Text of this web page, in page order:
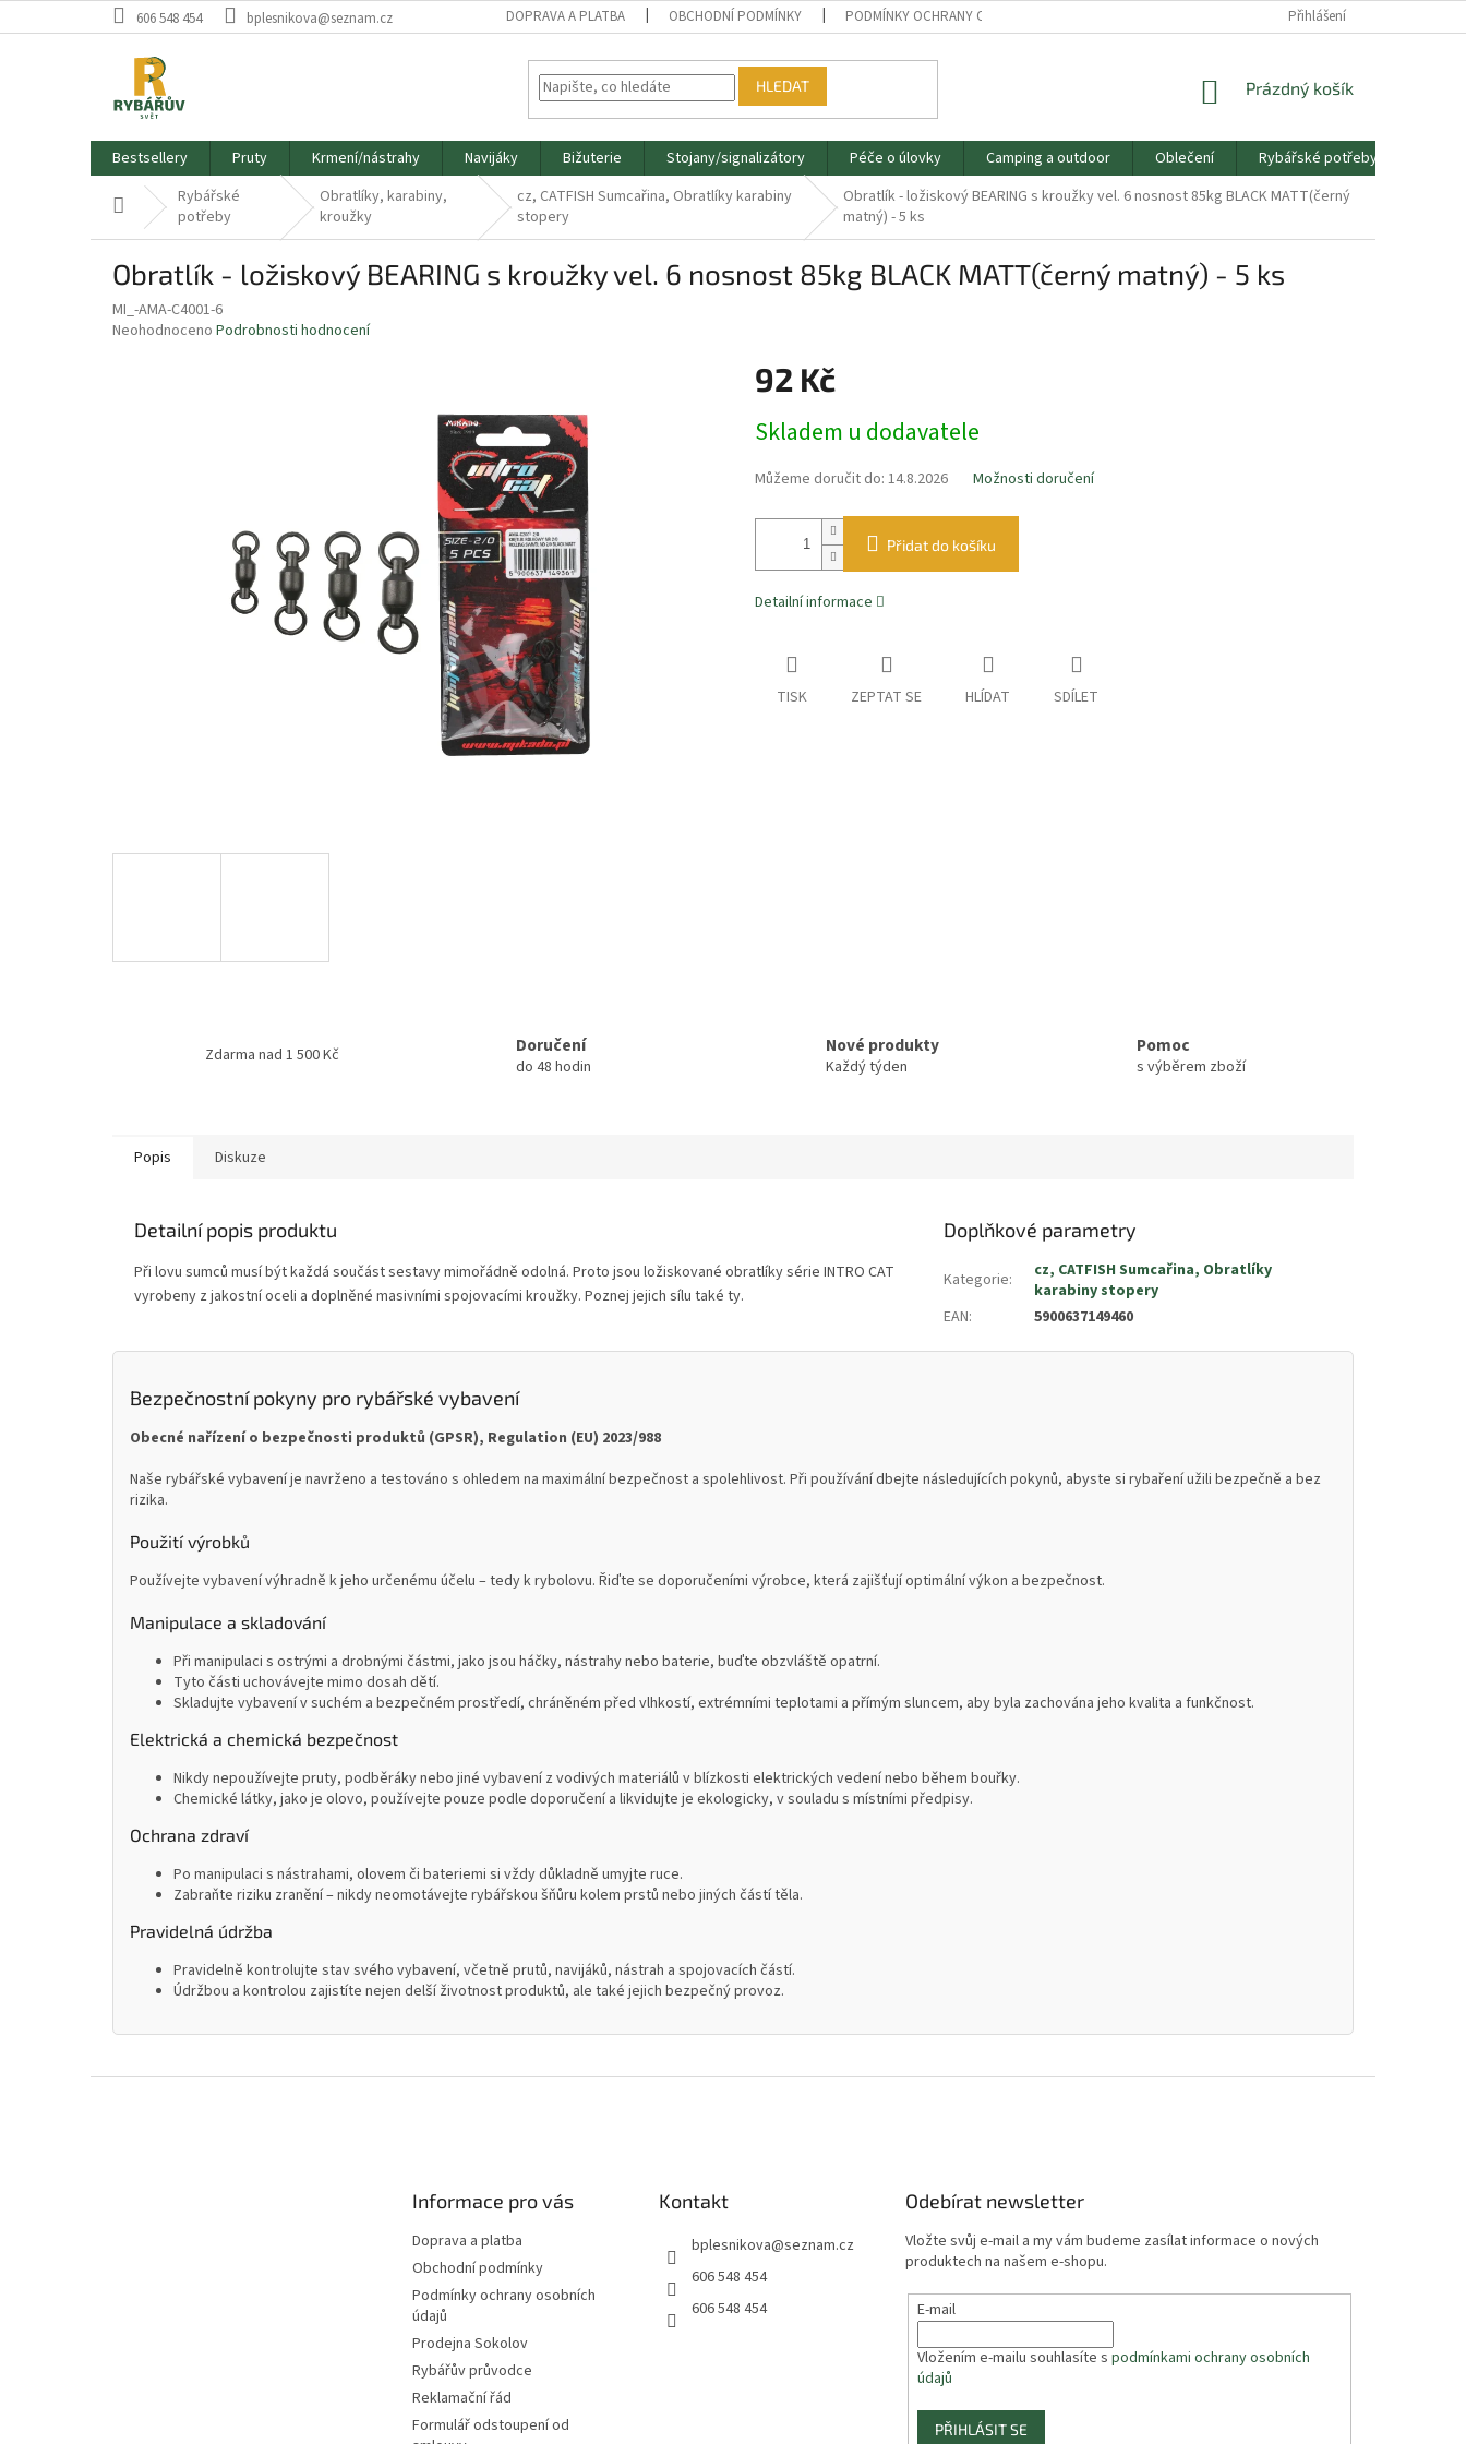
na
606 548 454 bplesnikova@seznam.cz DOPRAVA A PLATBA OBCHODNÍ PODMÍNKY PODMÍNKY OCHRANY OSOBNÍCH ÚDAJŮ RYBÁŘŮV PRŮVODCE
Přihlášení
HLEDAT
NÁKUPNÍ
Prázdný košík
Bestsellery Pruty Krmení/nástrahy Navijáky Bižuterie Stojany/signalizátory Péče o úlovky Camping a outdoor Oblečení Rybářské potřeby
Domů Rybářské
potřeby
Obratlíky, karabiny,
kroužky
cz, CATFISH Sumcařina, Obratlíky karabiny
stopery
Obratlík - ložiskový BEARING s kroužky vel. 6 nosnost 85kg BLACK MATT(černý
matný) - 5 ks
Obratlík - ložiskový BEARING s kroužky vel. 6 nosnost 85kg BLACK MATT(černý matný) - 5 ks
MI_-AMA-C4001-6
Průměrné
Neohodnoceno Podrobnosti hodnocení
92 Kč
cena:
Skladem u dodavatele
Můžeme doručit do: 14.8.2026 Možnosti doručení
Přidat do košíku
Detailní informace
TISK ZEPTAT SE HLÍDAT SDÍLET
Zdarma nad 1 500 Kč Doručení
do 48 hodin
Nové produkty
Každý týden
Pomoc
s výběrem zboží
Popis Diskuze
Detailní popis produktu
Při lovu sumců musí být každá součást sestavy mimořádně odolná. Proto jsou ložiskované obratlíky série INTRO CAT
vyrobeny z jakostní oceli a doplněné masivními spojovacími kroužky. Poznej jejich sílu také ty.
Doplňkové parametry
Kategorie:
cz, CATFISH Sumcařina, Obratlíky
karabiny stopery
EAN: 5900637149460
Bezpečnostní pokyny pro rybářské vybavení
Obecné nařízení o bezpečnosti produktů (GPSR), Regulation (EU) 2023/988
Naše rybářské vybavení je navrženo a testováno s ohledem na maximální bezpečnost a spolehlivost. Při používání dbejte následujících pokynů, abyste si rybaření užili bezpečně a bez
rizika.
Použití výrobků
Používejte vybavení výhradně k jeho určenému účelu – tedy k rybolovu. Řiďte se doporučeními výrobce, která zajišťují optimální výkon a bezpečnost.
Manipulace a skladování
Při manipulaci s ostrými a drobnými částmi, jako jsou háčky, nástrahy nebo baterie, buďte obzvláště opatrní.
Tyto části uchovávejte mimo dosah dětí.
Skladujte vybavení v suchém a bezpečném prostředí, chráněném před vlhkostí, extrémními teplotami a přímým sluncem, aby byla zachována jeho kvalita a funkčnost.
Elektrická a chemická bezpečnost
Nikdy nepoužívejte pruty, podběráky nebo jiné vybavení z vodivých materiálů v blízkosti elektrických vedení nebo během bouřky.
Chemické látky, jako je olovo, používejte pouze podle doporučení a likvidujte je ekologicky, v souladu s místními předpisy.
Ochrana zdraví
Po manipulaci s nástrahami, olovem či bateriemi si vždy důkladně umyjte ruce.
Zabraňte riziku zranění – nikdy neomotávejte rybářskou šňůru kolem prstů nebo jiných částí těla.
Pravidelná údržba
Pravidelně kontrolujte stav svého vybavení, včetně prutů, navijáků, nástrah a spojovacích částí.
Údržbou a kontrolou zajistíte nejen delší životnost produktů, ale také jejich bezpečný provoz.
Informace pro vás
Doprava a platba
Obchodní podmínky
Podmínky ochrany osobních
údajů
Prodejna Sokolov
Rybářův průvodce
Reklamační řád
Formulář odstoupení od
Kontakt
bplesnikova@seznam.cz
606 548 454
606 548 454
Odebírat newsletter
Vložte svůj e-mail a my vám budeme zasílat informace o nových
produktech na našem e-shopu.
E-mail
Vložením e-mailu souhlasíte spodmínkami ochrany osobních
údajů
PŘIHLÁSIT SE